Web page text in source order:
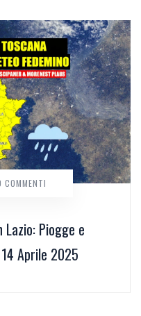
Piogge e
Aprile 2025
COMMENTI